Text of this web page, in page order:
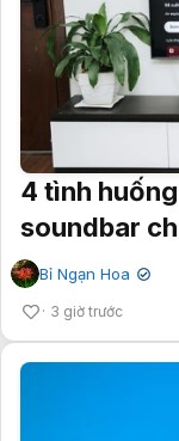
4 tình
soundbar
Bỉ Ngạn Hoa ✔
3 giờ trước